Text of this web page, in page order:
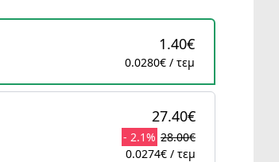
1.40€
0.0280€ / τεμ
27.40€
- 2.1% 28.00€
0.0274€ / τεμ